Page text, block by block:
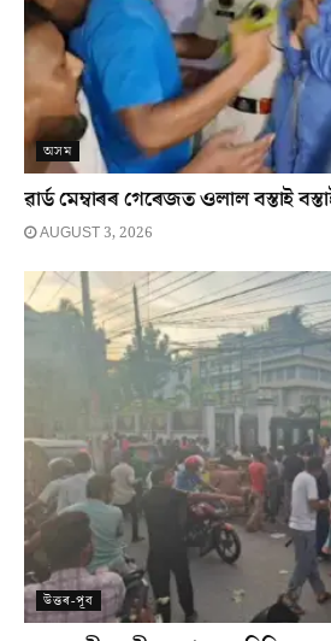
অসম
ৱাৰ্ড মেম্বাৰৰ গেৰেজত ওলাল বস্তাই
AUGUST 3, 2026
উত্তৰ-পূব